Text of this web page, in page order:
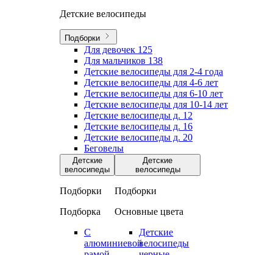
Детские велосипеды
Подборки
Для девочек 125
Для мальчиков 138
Детские велосипеды для 2-4 года
Детские велосипеды для 4-6 лет
Детские велосипеды для 6-10 лет
Детские велосипеды для 10-14 лет
Детские велосипеды д. 12
Детские велосипеды д. 16
Детские велосипеды д. 20
Беговелы
Детские
велосипеды
Подборки
Подборка
С
алюминиевой
Детские
велосипеды
Подборки
Основные цвета
Детские
велосипеды